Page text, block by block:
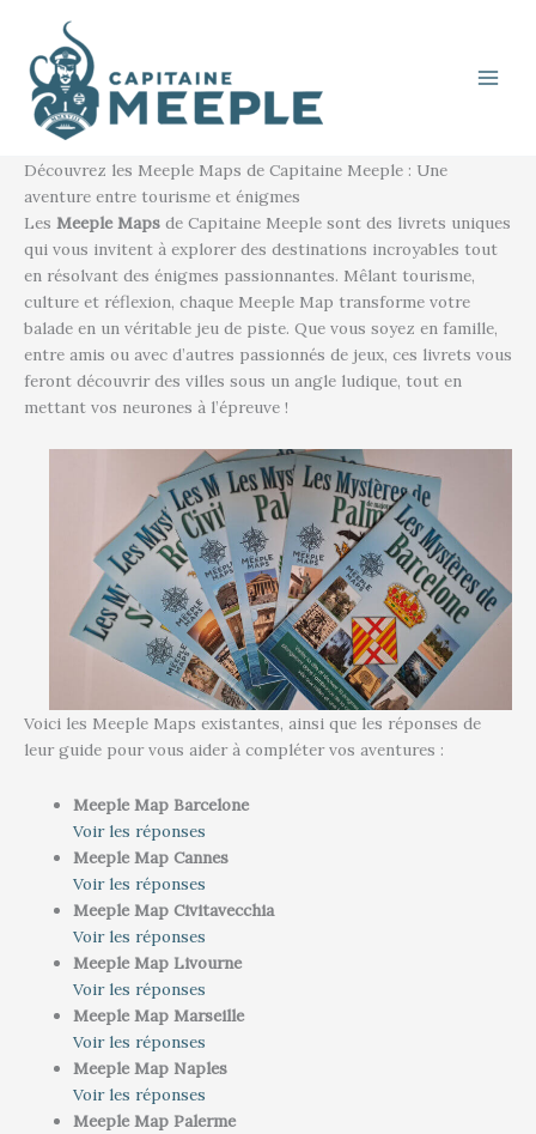
contenu
Découvrez les Meeple Maps de Capitaine Meeple : Une
aventure entre tourisme et énigmes
Les Meeple Maps de Capitaine Meeple sont des livrets uniques
qui vous invitent à explorer des destinations incroyables tout
en résolvant des énigmes passionnantes. Mêlant tourisme,
culture et réflexion, chaque Meeple Map transforme votre
balade en un véritable jeu de piste. Que vous soyez en famille,
entre amis ou avec d’autres passionnés de jeux, ces livrets vous
feront découvrir des villes sous un angle ludique, tout en
mettant vos neurones à l’épreuve !
Voici les Meeple Maps existantes, ainsi que les réponses de
leur guide pour vous aider à compléter vos aventures :
Meeple Map Barcelone
Voir les réponses
Meeple Map Cannes
Voir les réponses
Meeple Map Civitavecchia
Voir les réponses
Meeple Map Livourne
Voir les réponses
Meeple Map Marseille
Voir les réponses
Meeple Map Naples
Voir les réponses
Meeple Map Palerme